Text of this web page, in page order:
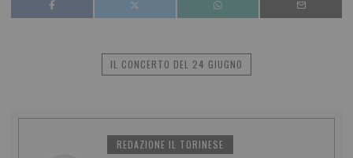
IL CONCERTO DEL 24 GIUGNO
REDAZIONE IL TORINESE